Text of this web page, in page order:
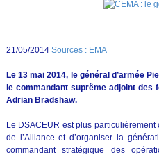
21/05/2014 Sources : EMA
Le 13 mai 2014, le général d’armée
le commandant suprême adjoint des
Adrian Bradshaw.
Le DSACEUR est plus
de l’Alliance et d’organiser la
commandant stratégique des